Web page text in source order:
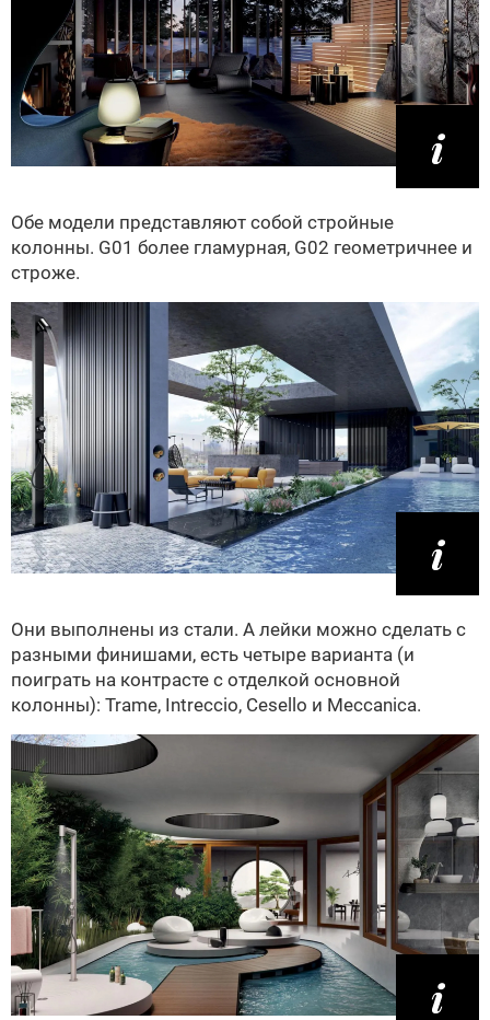
Обе модели представляют собой стройные
колонны. G01 более гламурная, G02 геометричнее и
строже.
Они выполнены из стали. А лейки можно сделать с
разными финишами, есть четыре варианта (и
поиграть на контрасте с отделкой основной
колонны): Trame, Intreccio, Cesello и Meccanica.